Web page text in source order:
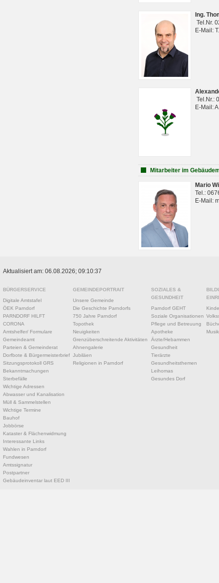
Ing.
Tel.Nr.
E-Mail:
Tel.Nr.:
E-Mail:
Mitarbeiter im
Mario
Tel.:
E-Mail:
Aktualisiert am: 06.08.2026; 09:10:37
BÜRGERSERVICE
Digitale Amtstafel
ÖEK Parndorf
PARNDORF HILFT
CORONA
Amtshelfer/ Formulare
Gemeindeamt
Parteien & Gemeinderat
Dorfbote & Bürgermeisterbrief
Sitzungsprotokoll GRS
Bekanntmachungen
Sterbefälle
Wichtige Adressen
Abwasser und Kanalisation
Müll & Sammelstellen
Wichtige Termine
Bauhof
Jobbörse
Kataster & Flächenwidmung
Interessante Links
Wahlen in Parndorf
Fundwesen
Amtssignatur
Postpartner
Gebäudeinventar laut EED III
GEMEINDEPORTRAIT
Unsere Gemeinde
Die Geschichte Parndorfs
750 Jahre Parndorf
Topothek
Neuigkeiten
Grenzüberschreitende Aktivitäten
Ahnengalerie
Jubiläen
Religionen in Parndorf
SOZIALES &
GESUNDHEIT
Parndorf GEHT
Soziale Organisationen
Pflege und Betreuung
Apotheke
Ärzte/Hebammen
Gesundheit
Tierärzte
Gesundheitsthemen
Leihomas
Gesundes Dorf